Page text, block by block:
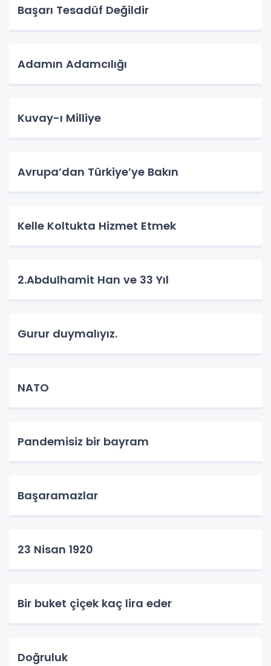
Başarı Tesadüf Değildir
Adamın Adamcılığı
Kuvay-ı Milliye
Avrupa’dan Türkiye’ye Bakın
Kelle Koltukta Hizmet Etmek
2.Abdulhamit Han ve 33 Yıl
Gurur duymalıyız.
NATO
Pandemisiz bir bayram
Başaramazlar
23 Nisan 1920
Bir buket çiçek kaç lira eder
Doğruluk